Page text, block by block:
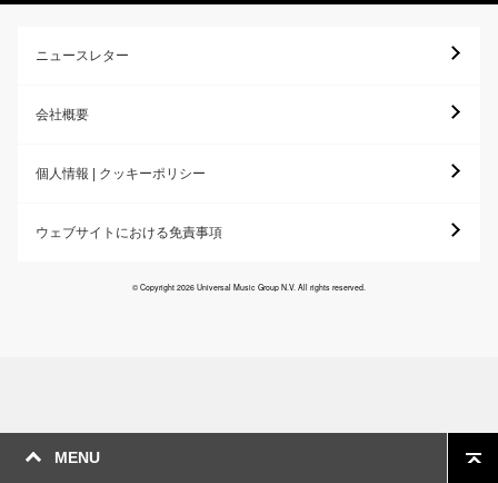
MENU
ニュースレター
会社概要
個人情報 | クッキーポリシー
ウェブサイトにおける免責事項
© Copyright 2026 Universal Music Group N.V. All rights reserved.